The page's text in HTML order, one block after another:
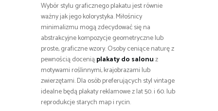
Wybór stylu graficznego plakatu jest równie
ważny jak jego kolorystyka. Miłośnicy
minimalizmu mogą zdecydować się na
abstrakcyjne kompozycje geometryczne lub
proste, graficzne wzory. Osoby ceniące naturę z
pewnością doceniąplakaty do salonuz
motywami roślinnymi, krajobrazami lub
zwierzętami. Dla osób preferujących styl vintage
idealne będą plakaty reklamowe z lat 50. i 60. lub
reprodukcje starych map i rycin.